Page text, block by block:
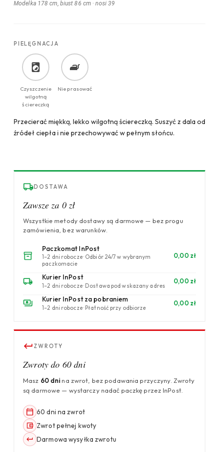
Modelka 178 cm, biust 86 cm ·nosi 39
PIELĘGNACJA
Czyszczenie
wilgotną
ściereczką
Nie prasować
Przecierać miękką, lekko wilgotną ściereczką. Suszyć z dala od
źródeł ciepła i nie przechowywać w pełnym słońcu.
DOSTAWA
Zawsze za 0 zł
Wszystkie metody dostawy są darmowe — bez progu
zamówienia, bez warunków.
Paczkomat InPost
1–2 dni robocze · Odbiór 24/7 w wybranym
paczkomacie
0,00 zł
Kurier InPost
1–2 dni robocze · Dostawa pod wskazany adres
0,00 zł
Kurier InPost za pobraniem
1–2 dni robocze · Płatność przy odbiorze
0,00 zł
ZWROTY
Zwroty do 60 dni
Masz 60 dnina zwrot, bez podawania przyczyny. Zwroty
są darmowe — wystarczy nadać paczkę przez InPost.
60 dni na zwrot
Zwrot pełnej kwoty
Darmowa wysyłka zwrotu